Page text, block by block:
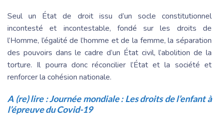
Seul un État de droit issu d’un socle constitutionnel
incontesté et incontestable, fondé sur les droits de
l’Homme, l’égalité de l’homme et de la femme, la séparation
des pouvoirs dans le cadre d’un État civil, l’abolition de la
torture. Il pourra donc réconcilier l’État et la société et
renforcer la cohésion nationale.
A (re) lire :Journée mondiale : Les droits de l’enfant à
l’épreuve du Covid-19